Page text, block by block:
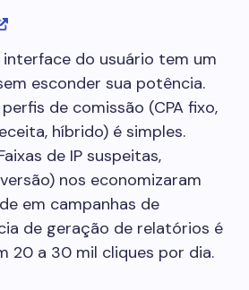
interface do usuário tem um
esconder sua potência.
de comissão (CPA fixo,
híbrido) é simples.
de IP suspeitas,
nos economizaram
em campanhas de
de geração de relatórios é
20 a 30 mil cliques por dia.